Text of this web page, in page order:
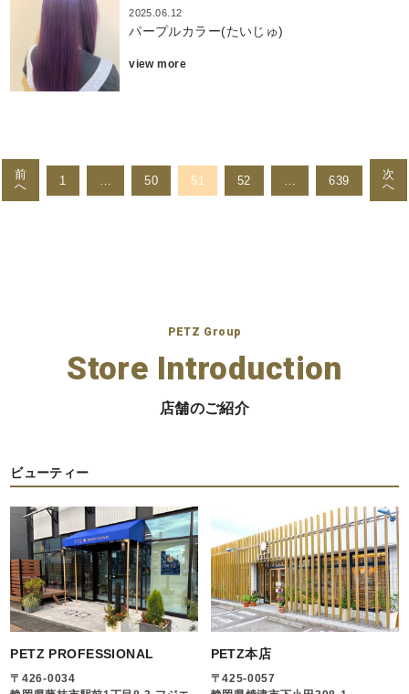
2025.06.12
パープルカラー(たいじゅ)
view more
稿
の
前
へ
1 50 51 52 639
次
へ
PETZ Group
Store Introduction
店舗のご紹介
ビューティー
PETZ PROFESSIONAL
〒426-0034
PETZ本店
〒425-0057